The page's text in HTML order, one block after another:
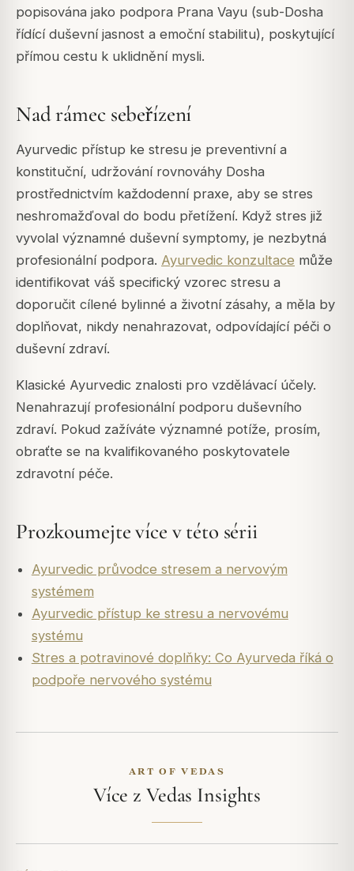
popisována jako podpora Prana Vayu (sub-Dosha
řídící duševní jasnost a emoční stabilitu), poskytující
přímou cestu k uklidnění mysli.
Nad rámec sebeřízení
Ayurvedic přístup ke stresu je preventivní a
konstituční, udržování rovnováhy Dosha
prostřednictvím každodenní praxe, aby se stres
neshromažďoval do bodu přetížení. Když stres již
vyvolal významné duševní symptomy, je nezbytná
profesionální podpora. Ayurvedic konzultace může
identifikovat váš specifický vzorec stresu a
doporučit cílené bylinné a životní zásahy, a měla by
doplňovat, nikdy nenahrazovat, odpovídající péči o
duševní zdraví.
Klasické Ayurvedic znalosti pro vzdělávací účely.
Nenahrazují profesionální podporu duševního
zdraví. Pokud zažíváte významné potíže, prosím,
obraťte se na kvalifikovaného poskytovatele
zdravotní péče.
Prozkoumejte více v této sérii
Ayurvedic průvodce stresem a nervovým
systémem
Ayurvedic přístup ke stresu a nervovému
systému
Stres a potravinové doplňky: Co Ayurveda říká o
podpoře nervového systému
ART OF VEDAS
Více z Vedas Insights